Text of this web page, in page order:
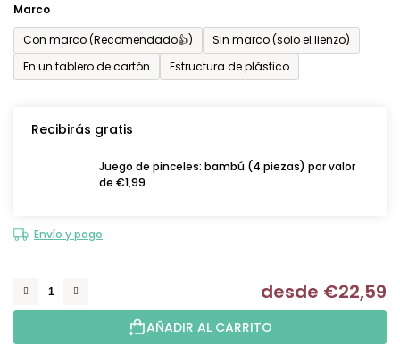
Marco
Con marco (Recomendado👍)
Sin marco (solo el lienzo)
En un tablero de cartón
Estructura de plástico
Recibirás gratis
Juego de pinceles: bambú (4 piezas) por valor
de €1,99
Envío y pago
desde €22,59
AÑADIR AL CARRITO